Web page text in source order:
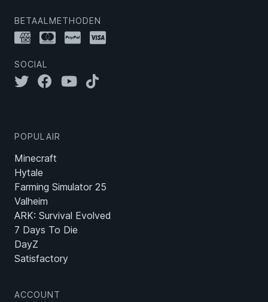
BETAALMETHODEN
SOCIAL
POPULAIR
Minecraft
Hytale
Farming Simulator 25
Valheim
ARK: Survival Evolved
7 Days To Die
DayZ
Satisfactory
ACCOUNT